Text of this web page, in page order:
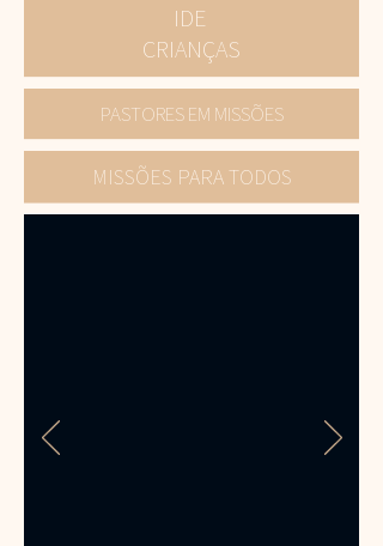
IDE
CRIANÇAS
PASTORES EM MISSÕES
MISSÕES PARA TODOS